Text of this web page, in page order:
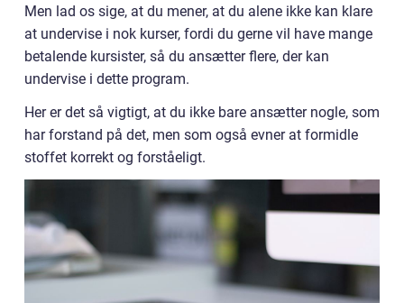
Men lad os sige, at du mener, at du alene ikke kan klare
at undervise i nok kurser, fordi du gerne vil have mange
betalende kursister, så du ansætter flere, der kan
undervise i dette program.
Her er det så vigtigt, at du ikke bare ansætter nogle, som
har forstand på det, men som også evner at formidle
stoffet korrekt og forståeligt.